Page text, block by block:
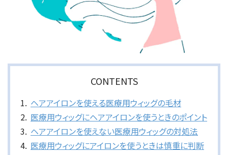
CONTENTS
ヘアアイロンを使える医療用ウィッグの毛材
医療用ウィッグにヘアアイロンを使うときのポイント
ヘアアイロンを使えない医療用ウィッグの対処法
医療用ウィッグにアイロンを使うときは慎重に判断